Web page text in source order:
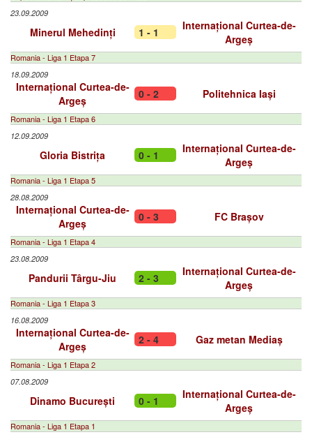
23.09.2009
Minerul Mehedinți 1 - 1
Internațional Curtea-de-
Argeș
Romania - Liga 1 Etapa 7
18.09.2009
Internațional Curtea-de-
Argeș
0 - 2 Politehnica Iași
Romania - Liga 1 Etapa 6
12.09.2009
Gloria Bistrița 0 - 1
Internațional Curtea-de-
Argeș
Romania - Liga 1 Etapa 5
28.08.2009
Internațional Curtea-de-
Argeș
0 - 3 FC Brașov
Romania - Liga 1 Etapa 4
23.08.2009
Pandurii Târgu-Jiu 2 - 3
Internațional Curtea-de-
Argeș
Romania - Liga 1 Etapa 3
16.08.2009
Internațional Curtea-de-
Argeș
2 - 4 Gaz metan Mediaș
Romania - Liga 1 Etapa 2
07.08.2009
Dinamo București 0 - 1
Internațional Curtea-de-
Argeș
Romania - Liga 1 Etapa 1